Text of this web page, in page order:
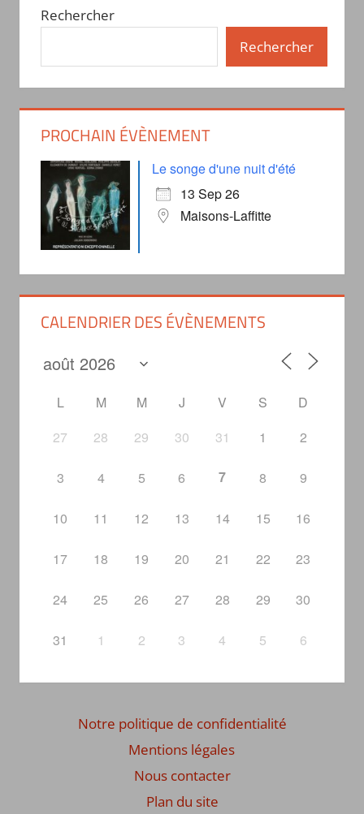
Rechercher
Rechercher
PROCHAIN ÉVÈNEMENT
Le songe d'une nuit d'été
13 Sep 26
Maisons-Laffitte
CALENDRIER DES ÉVÈNEMENTS
L M M J V S
D
27
28 29 30 31 1 2
3 4 5 6 7 8 9
10 11 12 13 14 15 16
17 18 19 20 21 22 23
24 25 26 27 28 29 30
31 1 2 3 4 5 6
Nous contacter
Plan du site
Notre politique de confidentialité
Mentions légales